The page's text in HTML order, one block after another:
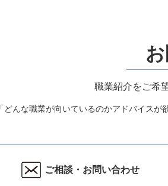
職業紹介をご希
「どんな職業が向いているのかアドバイス
ご相談・お問い合わせ